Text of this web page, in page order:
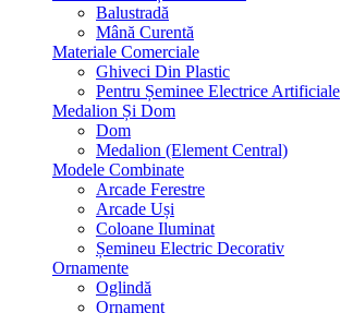
Balustradă
Mână Curentă
Materiale Comerciale
Ghiveci Din Plastic
Pentru Șeminee Electrice Artificiale
Medalion Și Dom
Dom
Medalion (Element Central)
Modele Combinate
Arcade Ferestre
Arcade Uși
Coloane Iluminat
Șemineu Electric Decorativ
Ornamente
Oglindă
Ornament